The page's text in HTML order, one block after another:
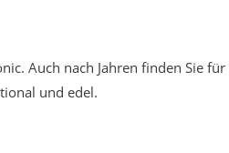
Auch nach Jahren finden Sie
und edel.